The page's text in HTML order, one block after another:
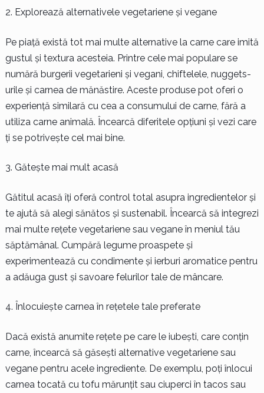
Explorează alternativele vegetariene și vegane
Pe piață există tot mai multe alternative la carne care imită
gustul și textura acesteia. Printre cele mai populare se
numără burgerii vegetarieni și vegani, chiftelele, nuggets-
urile și carnea de mănăstire. Aceste produse pot oferi o
experiență similară cu cea a consumului de carne, fără a
utiliza carne animală. Încearcă diferitele opțiuni și vezi care
ți se potrivește cel mai bine.
Gătește mai mult acasă
Gătitul acasă îți oferă control total asupra ingredientelor și
te ajută să alegi sănătos și sustenabil. Încearcă să integrezi
mai multe rețete vegetariene sau vegane în meniul tău
săptămânal. Cumpără legume proaspete și
experimentează cu condimente și ierburi aromatice pentru
a adăuga gust și savoare felurilor tale de mâncare.
Înlocuiește carnea în rețetele tale preferate
Dacă există anumite rețete pe care le iubești, care conțin
carne, încearcă să găsești alternative vegetariene sau
vegane pentru acele ingrediente. De exemplu, poți înlocui
carnea tocată cu tofu mărunțit sau ciuperci în tacos sau